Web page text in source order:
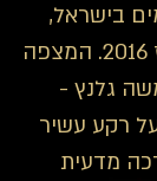
בישראל,
הפועל בלב הנגב מאז 2016. המצפה
גלנץ -
רקע עשיר
מדעית